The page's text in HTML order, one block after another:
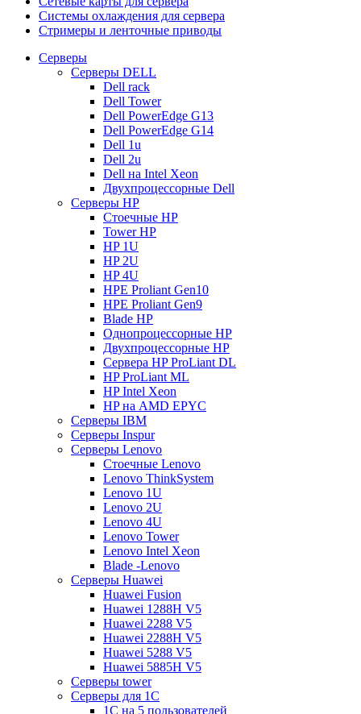
Системы охлаждения для сервера
Стримеры и ленточные приводы
Серверы
Серверы DELL
Dell rack
Dell Tower
Dell PowerEdge G13
Dell PowerEdge G14
Dell 1u
Dell 2u
Dell на Intel Xeon
Двухпроцессорные Dell
Серверы HP
Стоечные HP
Tower HP
HP 1U
HP 2U
HP 4U
HPE Proliant Gen10
HPE Proliant Gen9
Blade HP
Однопроцессорные HP
Двухпроцессорные HP
Сервера HP ProLiant DL
HP ProLiant ML
HP Intel Xeon
HP на AMD EPYC
Серверы IBM
Серверы Inspur
Серверы Lenovo
Стоечные Lenovo
Lenovo ThinkSystem
Lenovo 1U
Lenovo 2U
Lenovo 4U
Lenovo Tower
Lenovo Intel Xeon
Blade -Lenovo
Серверы Huawei
Huawei Fusion
Huawei 1288H V5
Huawei 2288 V5
Huawei 2288H V5
Huawei 5288 V5
Huawei 5885H V5
Серверы tower
Серверы для 1C
1С на 5 пользователей